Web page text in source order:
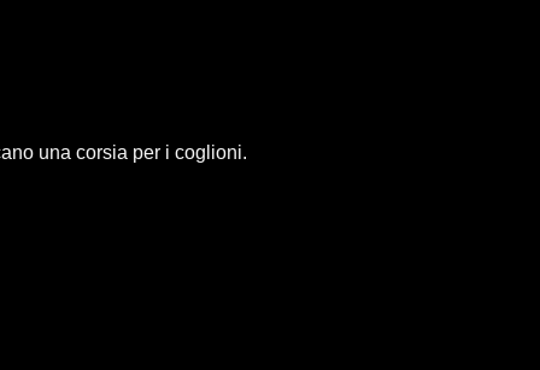
una corsia per i coglioni.